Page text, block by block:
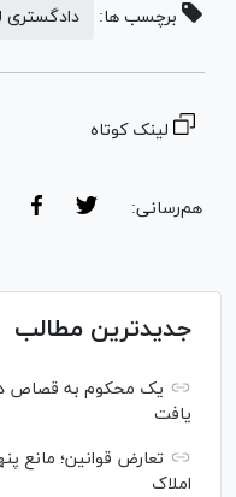
برچسب ها: دادگستری
لینک کوتاه
هم‌رسانی:
جدیدترین مطالب
یک محکوم به قصاص در
یافت
تعارض قوانین؛ مانع
املاک